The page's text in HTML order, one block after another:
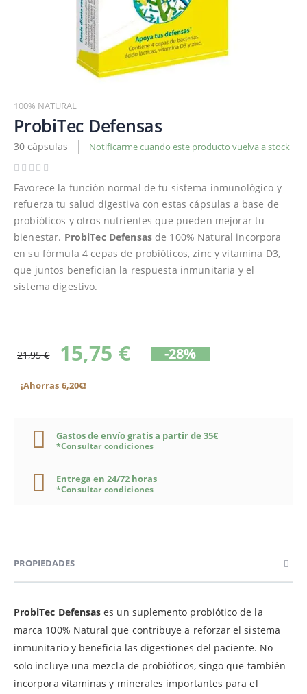
al
comienzo
de
la
galería
imágenes
100% NATURAL
ProbiTec Defensas
30 cápsulas Notificarme cuando este producto vuelva a stock
Favorece la función normal de tu sistema inmunológico y
refuerza tu salud digestiva con estas cápsulas a base de
probióticos y otros nutrientes que pueden mejorar tu
bienestar. ProbiTec Defensasde 100% Natural incorpora
en su fórmula 4 cepas de probióticos, zinc y vitamina D3,
que juntos benefician la respuesta inmunitaria y el
sistema digestivo.
21,95 € 15,75 € -28%
¡Ahorras 6,20€!
Gastos de envío gratis a partir de 35€
*Consultar condiciones
Entrega en 24/72 horas
*Consultar condiciones
PROPIEDADES
ProbiTec Defensases un suplemento probiótico de la
marca 100% Natural que contribuye a reforzar el sistema
inmunitario y beneficia las digestiones del paciente. No
solo incluye una mezcla de probióticos, singo que también
incorpora vitaminas y minerales importantes para el